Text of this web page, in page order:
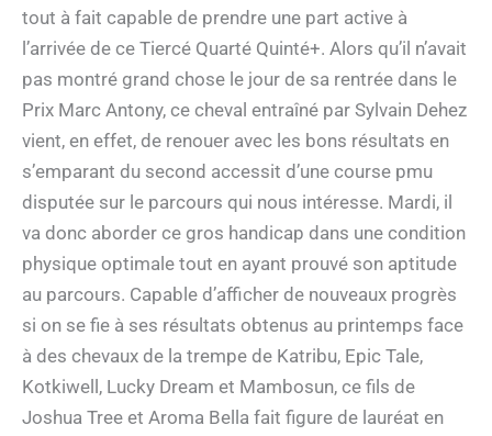
tout à fait capable de prendre une part active à
l’arrivée de ce Tiercé Quarté Quinté+. Alors qu’il n’avait
pas montré grand chose le jour de sa rentrée dans le
Prix Marc Antony, ce cheval entraîné par Sylvain Dehez
vient, en effet, de renouer avec les bons résultats en
s’emparant du second accessit d’une course pmu
disputée sur le parcours qui nous intéresse. Mardi, il
va donc aborder ce gros handicap dans une condition
physique optimale tout en ayant prouvé son aptitude
au parcours. Capable d’afficher de nouveaux progrès
si on se fie à ses résultats obtenus au printemps face
à des chevaux de la trempe de Katribu, Epic Tale,
Kotkiwell, Lucky Dream et Mambosun, ce fils de
Joshua Tree et Aroma Bella fait figure de lauréat en